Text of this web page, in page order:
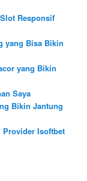
Responsif
yang Bisa Bikin
yang Bikin
Saya
Bikin Jantung
Provider Isoftbet